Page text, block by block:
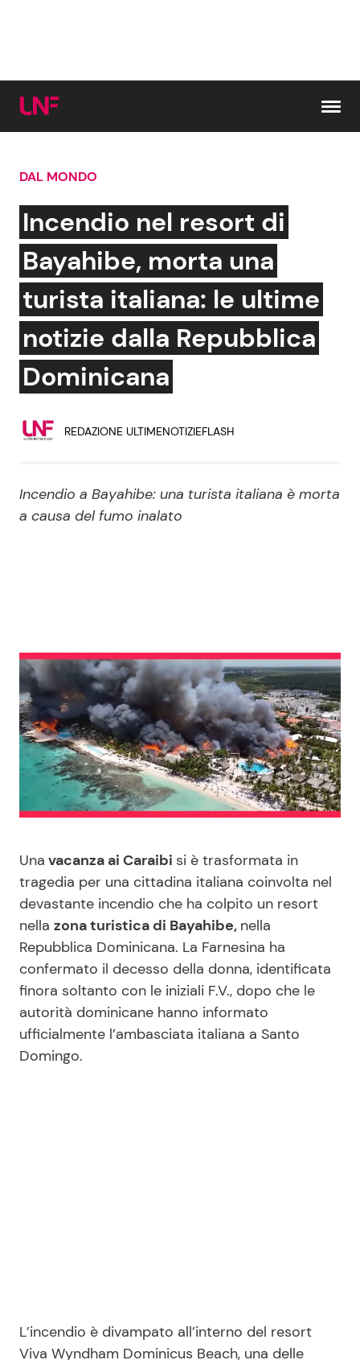
Cerca:
News e Cronaca
Attualità Italiana
Dal Mondo
Economia
Persone Scomparse
Gossip e TV
Bellezze VIP
Coppie VIP
News Musica
News Spettacolo
Benessere
Casa
Mondo Mamma
News benessere
Salute
Viaggi e Turismo
Festività
Cucina e Ricette
Consigli di Cucina
Le Ricette in TV
Primi Piatti
Ricette Facili e Veloci
Ricette Feste
Contattaci
DAL MONDO
Incendio nel resort di
Bayahibe, morta una
turista italiana: le ultime
notizie dalla Repubblica
Dominicana
REDAZIONE ULTIMENOTIZIEFLASH
Incendio a Bayahibe: una turista italiana è morta
a causa del fumo inalato
Una vacanza ai Caraibi si è trasformata in
tragedia per una cittadina italiana coinvolta nel
devastante incendio che ha colpito un resort
nella zona turistica di Bayahibe, nella
Repubblica Dominicana. La Farnesina ha
confermato il decesso della donna, identificata
finora soltanto con le iniziali F.V., dopo che le
autorità dominicane hanno informato
ufficialmente l’ambasciata italiana a Santo
Domingo.
L’incendio è divampato all’interno del resort
Viva Wyndham Dominicus Beach, una delle